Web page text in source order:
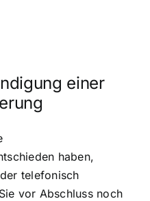
einer
haben,
telefonisch
vor Abschluss noch